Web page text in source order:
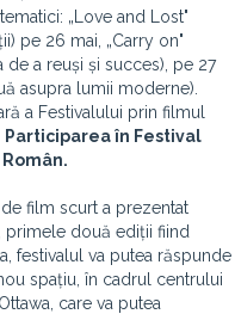
„Love and Lost"
pe 26 mai, „Carry on"
a reuși și succes), pe 27
asupra lumii moderne).
a Festivalului prin filmul
Participarea în Festival
film scurt a prezentat
primele două ediții fiind
festivalul va putea răspunde
spațiu, în cadrul centrului
care va putea